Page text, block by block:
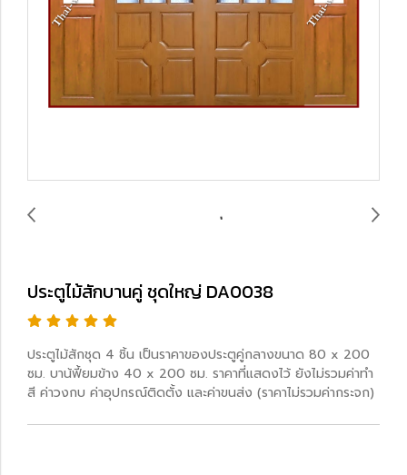
ประตูไม้สักบานคู่ ชุดใหญ่ DA0038
ประตูไม้สักชุด 4 ชิ้น เป็นราคาของประตูคู่กลางขนาด 80 x 200
ซม. บาน้ฟี้ยมข้าง 40 x 200 ซม. ราคาที่แสดงไว้ ยังไม่รวมค่าทำ
สี ค่าวงกบ ค่าอุปกรณ์ติดตั้ง และค่าขนส่ง (ราคาไม่รวมค่ากระจก)